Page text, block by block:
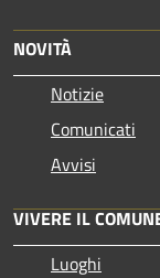
NOVITÀ
Notizie
Comunicati
Avvisi
VIVERE IL
Luoghi